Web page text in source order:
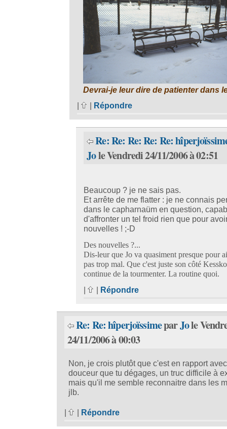
Devrai-je leur dire de patienter dans
|
Répondre
Re: Re: Re: Re: Re:
Jole Vendredi 24/11/2006 à 02:51
Beaucoup ? je ne sais pas.
Et arrête de me flatter : je ne connais
dans le capharnaüm en question,
d'affronter un tel froid rien que pour
nouvelles ! ;-D
Des nouvelles ?...
Dis-leur que Jo va quasiment presque pour
pas trop mal. Que c'est juste son côté
continue de la tourmenter. La routine quoi.
|
Répondre
Re: Re: hîperjoïssimeparJole
24/11/2006 à 00:03
Non, je crois plutôt que c'est en rapport
douceur que tu dégages, un truc difficile à
mais qu'il me semble reconnaitre dans les
jlb.
Répondre